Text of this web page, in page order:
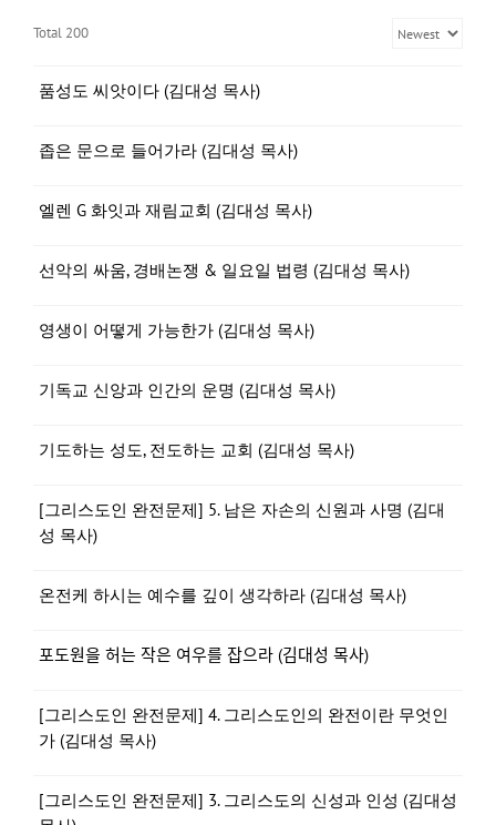
Total 200
품성도 씨앗이다 (김대성 목사)
좁은 문으로 들어가라 (김대성 목사)
엘렌 G 화잇과 재림교회 (김대성 목사)
선악의 싸움, 경배논쟁 & 일요일 법령 (김대성 목사)
영생이 어떻게 가능한가 (김대성 목사)
기독교 신앙과 인간의 운명 (김대성 목사)
기도하는 성도, 전도하는 교회 (김대성 목사)
[그리스도인 완전문제] 5. 남은 자손의 신원과 사명 (김대
성 목사)
온전케 하시는 예수를 깊이 생각하라 (김대성 목사)
포도원을 허는 작은 여우를 잡으라 (김대성 목사)
[그리스도인 완전문제] 4. 그리스도인의 완전이란 무엇인
가 (김대성 목사)
[그리스도인 완전문제] 3. 그리스도의 신성과 인성 (김대성